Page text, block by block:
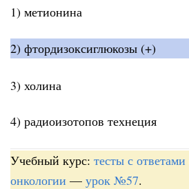
1) метионина
2) фтордизоксиглюкозы (+)
3) холина
4) радиоизотопов технеция
Учебный курс: тесты с
онкологии — урок №57.